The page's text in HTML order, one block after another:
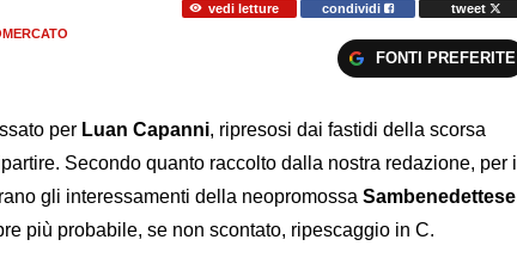
vedi letture condividi
tweet
FONTI PREFERITE
per Luan Capanni, ripresosi dai fastidi della scorsa
Secondo quanto raccolto dalla nostra redazione, per il
gli interessamenti della neopromossa Sambenedettese
più probabile, se non scontato, ripescaggio in C.